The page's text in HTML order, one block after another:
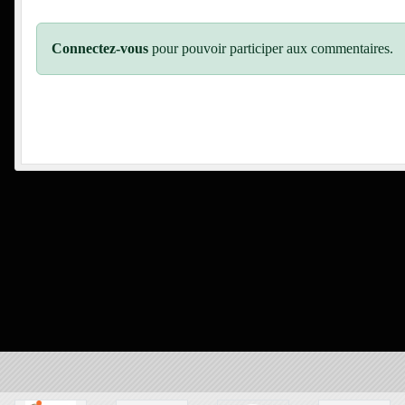
Connectez-vous pour pouvoir participer aux commentaires.